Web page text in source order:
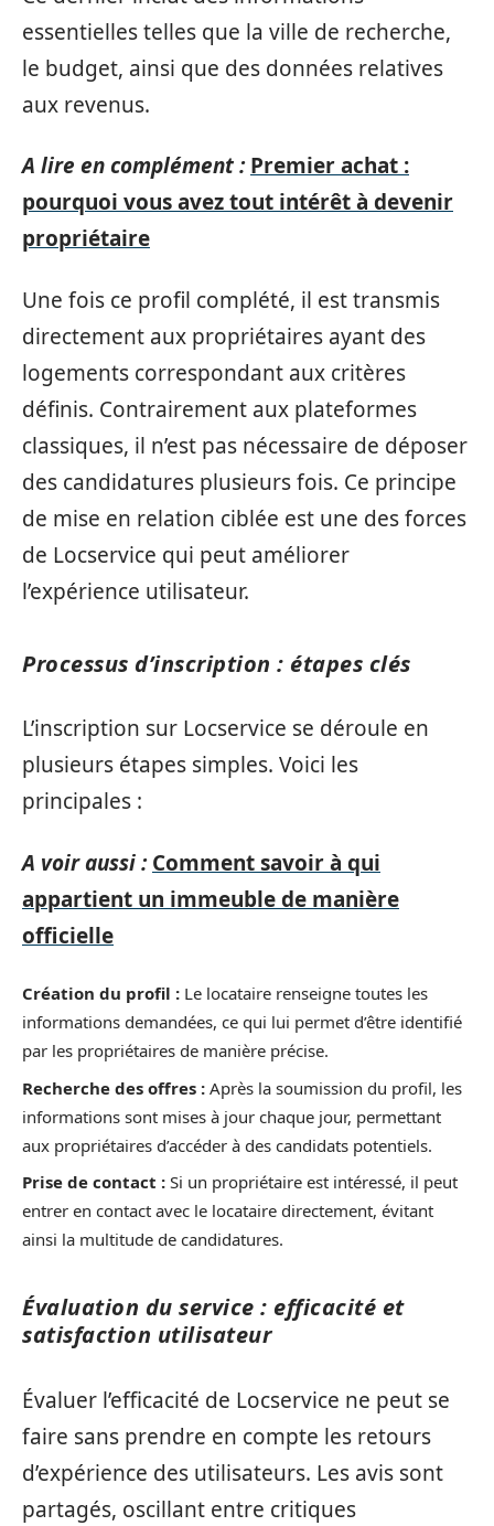
essentielles telles que la ville de recherche,
le budget, ainsi que des données relatives
aux revenus.
A lire en complément : Premier achat :
pourquoi vous avez tout intérêt à devenir
propriétaire
Une fois ce profil complété, il est transmis
directement aux propriétaires ayant des
logements correspondant aux critères
définis. Contrairement aux plateformes
classiques, il n’est pas nécessaire de déposer
des candidatures plusieurs fois. Ce principe
de mise en relation ciblée est une des forces
de Locservice qui peut améliorer
l’expérience utilisateur.
Processus d’inscription : étapes clés
L’inscription sur Locservice se déroule en
plusieurs étapes simples. Voici les
principales :
A voir aussi : Comment savoir à qui
appartient un immeuble de manière
officielle
Création du profil : Le locataire renseigne toutes les
informations demandées, ce qui lui permet d’être identifié
par les propriétaires de manière précise.
Recherche des offres : Après la soumission du profil, les
informations sont mises à jour chaque jour, permettant
aux propriétaires d’accéder à des candidats potentiels.
Prise de contact : Si un propriétaire est intéressé, il peut
entrer en contact avec le locataire directement, évitant
ainsi la multitude de candidatures.
Évaluation du service : efficacité et
satisfaction utilisateur
Évaluer l’efficacité de Locservice ne peut se
faire sans prendre en compte les retours
d’expérience des utilisateurs. Les avis sont
partagés, oscillant entre critiques